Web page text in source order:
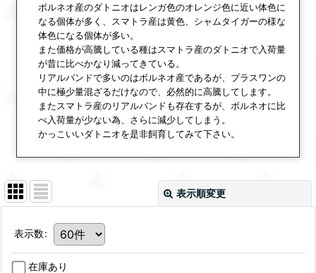
ボルネオ産のダトニオはレンガ色のオレンジ色に近い体色に
なる個体が多く、スマトラ産は黄色、シャムタイガーの様な
体色になる個体が多い。
また価格が高騰している種はスマトラ産のダトニオで入荷量
が昔に比べかなり減ってきている。
リアルバンドで多いのはボルネオ産であるが、プラスワンの
中に極少量混ざるだけなので、必然的に高騰してします。
またスマトラ産のリアルバンドも存在するが、ボルネオに比
べ入荷量が少ない為、さらに減少してしまう。
かっこいいダトニオを是非飼育してみて下さい。
表示順変更
表示数:
在庫あり